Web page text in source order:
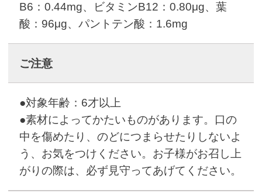
B6：0.44mg、ビタミンB12：0.80μg、葉
酸：96μg、パントテン酸：1.6mg
ご注意
●対象年齢：6才以上
●素材によってかたいものがあります。口の
中を傷めたり、のどにつまらせたりしないよ
う、お気をつけください。お子様がお召し上
がりの際は、必ず見守ってあげてください。